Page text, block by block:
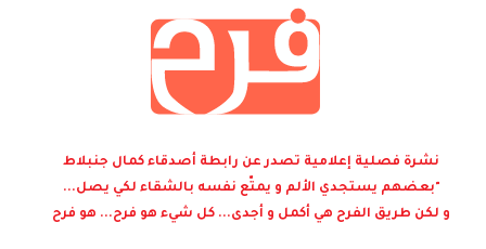
نشرة فصلية إعلامية تصدر عن رابطة أصدقاء كمال جنبلاط
"بعضهم يستجدي الألم و يمتّع نفسه بالشقاء لكي يصل...
و لكن طريق الفرح هي أكمل و أجدى... كل شيء هو فرح... هو فرح